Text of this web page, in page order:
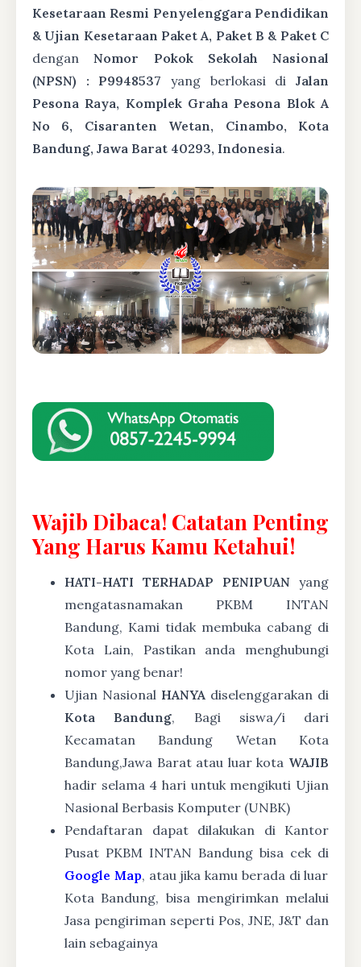
Kesetaraan Resmi Penyelenggara Pendidikan
& Ujian Kesetaraan Paket A, Paket B & Paket C
denganNomor Pokok Sekolah Nasional
(NPSN) : P9948537 yang berlokasi diJalan
Pesona Raya, Komplek Graha Pesona Blok A
No 6, Cisaranten Wetan, Cinambo, Kota
Bandung, Jawa Barat 40293, Indonesia.
Wajib Dibaca! Catatan Penting
Yang Harus Kamu Ketahui!
HATI-HATI TERHADAP PENIPUAN yang
mengatasnamakan PKBM INTAN
Bandung, Kami tidak membuka cabang di
Kota Lain, Pastikan anda menghubungi
nomor yang benar!
Ujian Nasional HANYA diselenggarakan di
Kota Bandung, Bagi siswa/i dari
Kecamatan Bandung Wetan Kota
Bandung,Jawa Barat atau luar kota WAJIB
hadir selama 4 hari untuk mengikuti Ujian
Nasional Berbasis Komputer (UNBK)
Pendaftaran dapat dilakukan di Kantor
Pusat PKBM INTAN Bandung bisa cek di
Google Map, atau jika kamu berada di luar
Kota Bandung, bisa mengirimkan melalui
Jasa pengiriman seperti Pos, JNE, J&T dan
lain sebagainya